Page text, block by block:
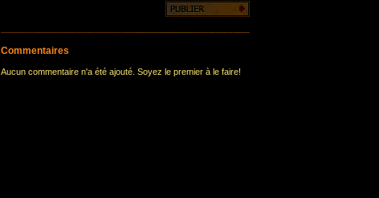
Commentaires
Aucun commentaire n'a été ajouté. Soyez le premier à le faire!